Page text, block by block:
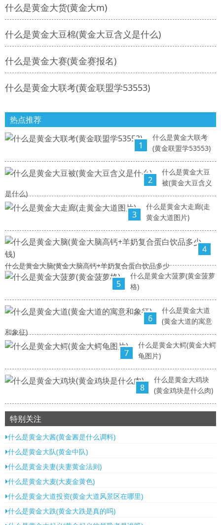
什么是黄金大货(黄金大m)
什么是黄金大豆棉(黄金大豆含义是什么)
什么是黄金大赛(黄金赛报名)
什么是黄金大联考(黄金联盟学53553)
热点推荐
1
什么是黄金大联考
(黄金联盟学53553)
2
什么是黄金大豆
被(黄金大豆含义
是什么)
3
什么是黄金大走廊(走
黄金大道图片)
4
什么是黄金大脑(黄金大脑高钙+羊奶复合蛋白饮品多少
5
什么是黄金大菠萝(黄金菠萝
格)
6
什么是黄金大道
(黄金大道的寓意
和象征)
7
什么是黄金大鳄(黄金大鳄
龟图片)
8
什么是黄金大鸡块
(黄金鸡块是什么肉)
特别关注
什么是黄金大酱(黄金酱是什么调料)
什么是黄金大队(黄金中队)
什么是黄金夫妻(夫妻黄金法则)
什么是黄金大麦(大麦金黄色)
什么是黄金大道投资(黄金大道风景区在哪里)
什么是黄金大跌(黄金大跌是真的吗)